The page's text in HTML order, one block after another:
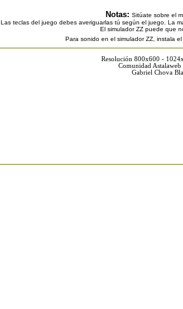
Notas: Sitúate sobre el
Las teclas del juego debes averiguarlas tú según el juego. La
El simulador ZZ puede que
Para sonido en el simulador ZZ, instala
Resolución 800x600 -
Comunidad
Gabriel Chova